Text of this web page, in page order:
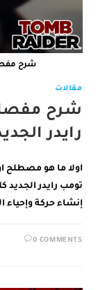
شرح
مقالات
شرح
رايدر
اولا ما هو مصطلح
إنشاء حركة وإحياء
0 COMMENTS